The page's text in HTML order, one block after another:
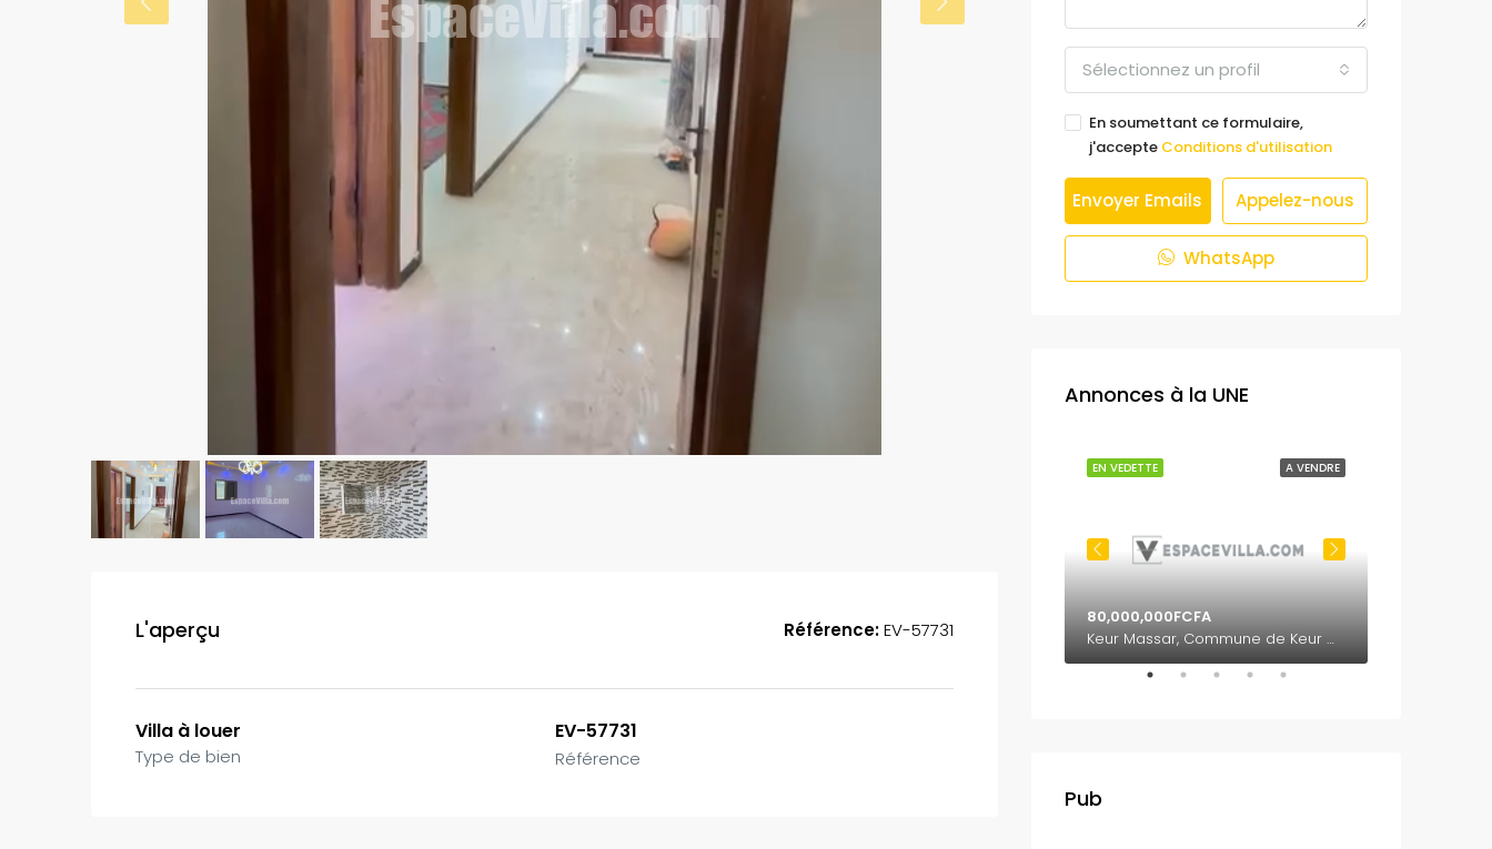
L'aperçu Référence:EV-57731
Villa à louer
Type de bien
EV-57731
Référence
Sélectionnez un profil
En soumettant ce formulaire,
j'accepte Conditions d'utilisation
Envoyer Emails Appelez-nous
WhatsApp
Annonces à la UNE
A VENDRE
EN VEDETTE
80,000,000FCFA
Keur Massar, Commune de Keur Massar Nord, Arrondissement de Malika, Département de Keur Massar, Région de Dakar, 17000, Sénégal
Pub